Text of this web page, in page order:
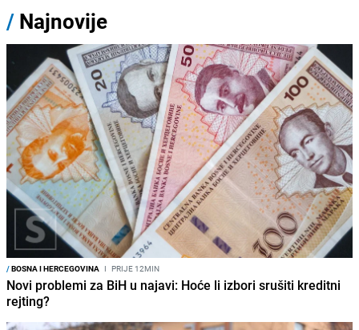
/ Najnovije
/BOSNA I HERCEGOVINA I PRIJE 12MIN
Novi problemi za BiH u najavi: Hoće li izbori srušiti kreditni
rejting?